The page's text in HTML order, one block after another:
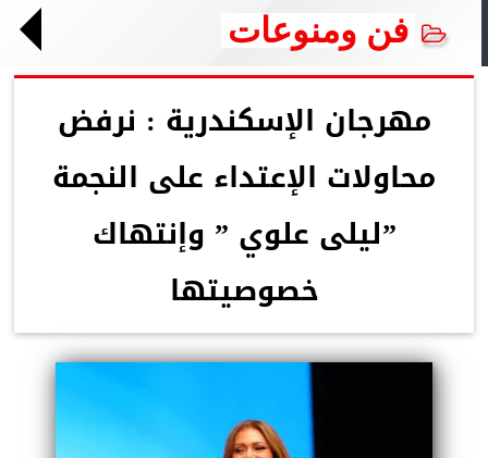
فن ومنوعات
مهرجان الإسكندرية : نرفض
محاولات الإعتداء على النجمة
”ليلى علوي ” وإنتهاك
خصوصيتها